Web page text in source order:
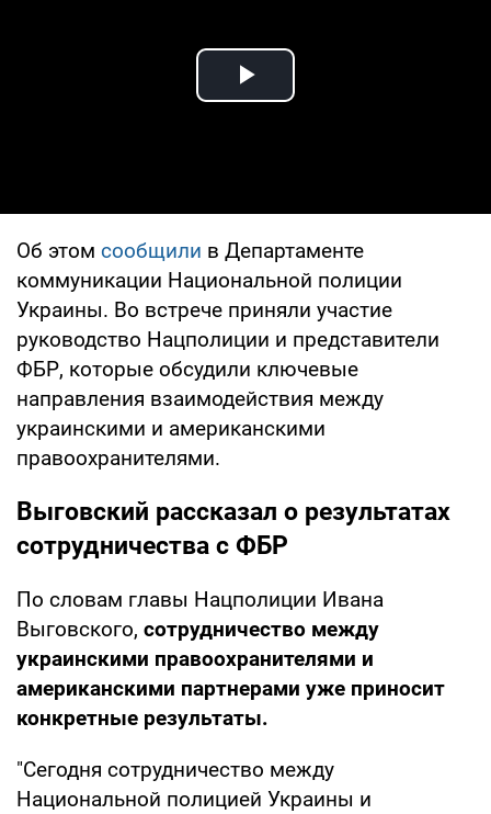
Play Video
Об этом сообщили в Департаменте
коммуникации Национальной полиции
Украины. Во встрече приняли участие
руководство Нацполиции и представители
ФБР, которые обсудили ключевые
направления взаимодействия между
украинскими и американскими
правоохранителями.
Выговский рассказал о результатах
сотрудничества с ФБР
По словам главы Нацполиции Ивана
Выговского, сотрудничество между
украинскими правоохранителями и
американскими партнерами уже приносит
конкретные результаты.
"Сегодня сотрудничество между
Национальной полицией Украины и